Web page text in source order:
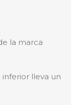
la marca
lleva un